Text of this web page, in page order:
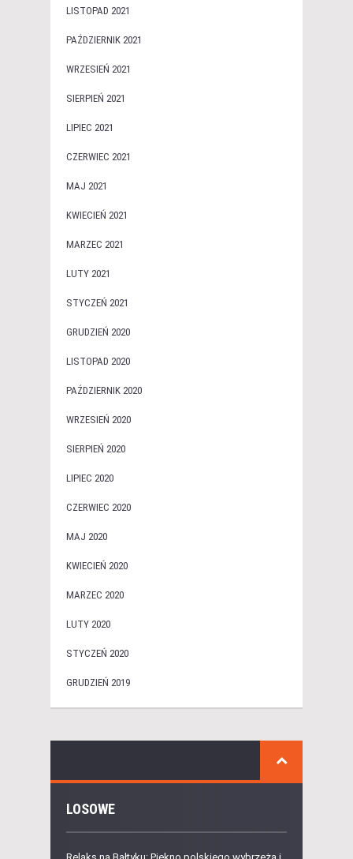
LISTOPAD 2021
PAŹDZIERNIK 2021
WRZESIEŃ 2021
SIERPIEŃ 2021
LIPIEC 2021
CZERWIEC 2021
MAJ 2021
KWIECIEŃ 2021
MARZEC 2021
LUTY 2021
STYCZEŃ 2021
GRUDZIEŃ 2020
LISTOPAD 2020
PAŹDZIERNIK 2020
WRZESIEŃ 2020
SIERPIEŃ 2020
LIPIEC 2020
CZERWIEC 2020
MAJ 2020
KWIECIEŃ 2020
MARZEC 2020
LUTY 2020
STYCZEŃ 2020
GRUDZIEŃ 2019
LOSOWE